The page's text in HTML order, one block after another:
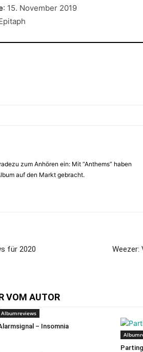
: 15. November 2019
zum Anhören ein: Mit “Anthems” haben
auf den Markt gebracht.
für 2020
Weezer:
VOM AUTOR
Albumreviews
– Insomnia